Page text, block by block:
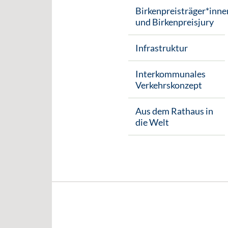
und Birkenpreisjury
Infrastruktur
Interkommunales
Verkehrskonzept
Aus dem Rathaus in
die Welt